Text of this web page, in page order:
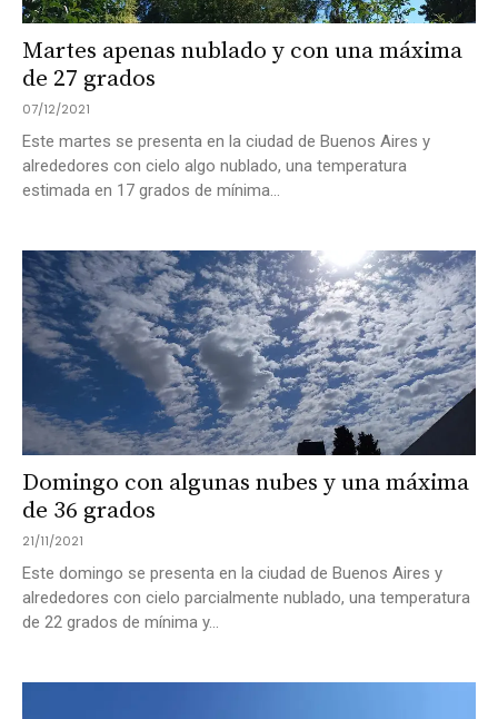
Martes apenas nublado y con una máxima
de 27 grados
07/12/2021
Este martes se presenta en la ciudad de Buenos Aires y
alrededores con cielo algo nublado, una temperatura
estimada en 17 grados de mínima...
Domingo con algunas nubes y una máxima
de 36 grados
21/11/2021
Este domingo se presenta en la ciudad de Buenos Aires y
alrededores con cielo parcialmente nublado, una temperatura
de 22 grados de mínima y...